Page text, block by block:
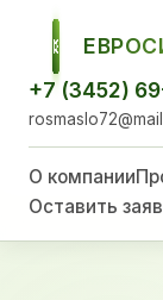
ЕСТ
+7 (3452)
О компании
Оставить